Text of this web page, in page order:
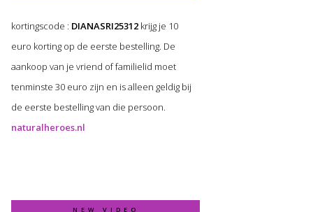
kortingscode : DIANASRI25312 krijg je 10
euro korting op de eerste bestelling. De
aankoop van je vriend of familielid moet
tenminste 30 euro zijn en is alleen geldig bij
de eerste bestelling van die persoon.
naturalheroes.nl
NEW VIDEO